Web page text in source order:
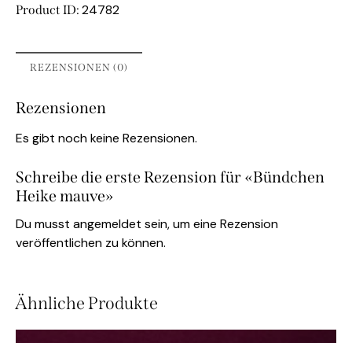
Product ID: 24782
REZENSIONEN (0)
Rezensionen
Es gibt noch keine Rezensionen.
Schreibe die erste Rezension für «Bündchen
Heike mauve»
Du musst angemeldet sein, um eine Rezension
veröffentlichen zu können.
Ähnliche Produkte